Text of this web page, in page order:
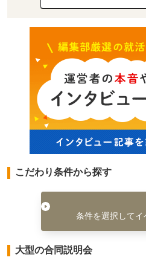
こだわり条件から探す
条件を選択してイ
大型の合同説明会